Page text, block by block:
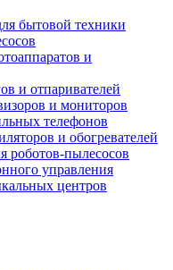
бытовой техники
и
и отпаривателей
и мониторов
телефонов
и обогревателей
роботов-пылесосов
управления
центров